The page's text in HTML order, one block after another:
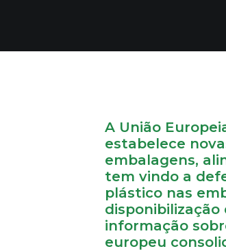
A União
estabelece
embalagens,
tem vindo a
plástico nas
informação
europeu